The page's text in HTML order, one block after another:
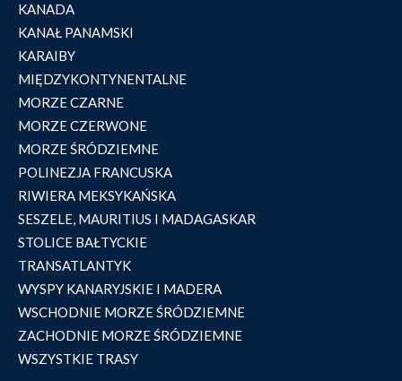
KANADA
KANAŁ PANAMSKI
KARAIBY
MIĘDZYKONTYNENTALNE
MORZE CZARNE
MORZE CZERWONE
MORZE ŚRÓDZIEMNE
POLINEZJA FRANCUSKA
RIWIERA MEKSYKAŃSKA
SESZELE, MAURITIUS I MADAGASKAR
STOLICE BAŁTYCKIE
TRANSATLANTYK
WYSPY KANARYJSKIE I MADERA
WSCHODNIE MORZE ŚRÓDZIEMNE
ZACHODNIE MORZE ŚRÓDZIEMNE
WSZYSTKIE TRASY